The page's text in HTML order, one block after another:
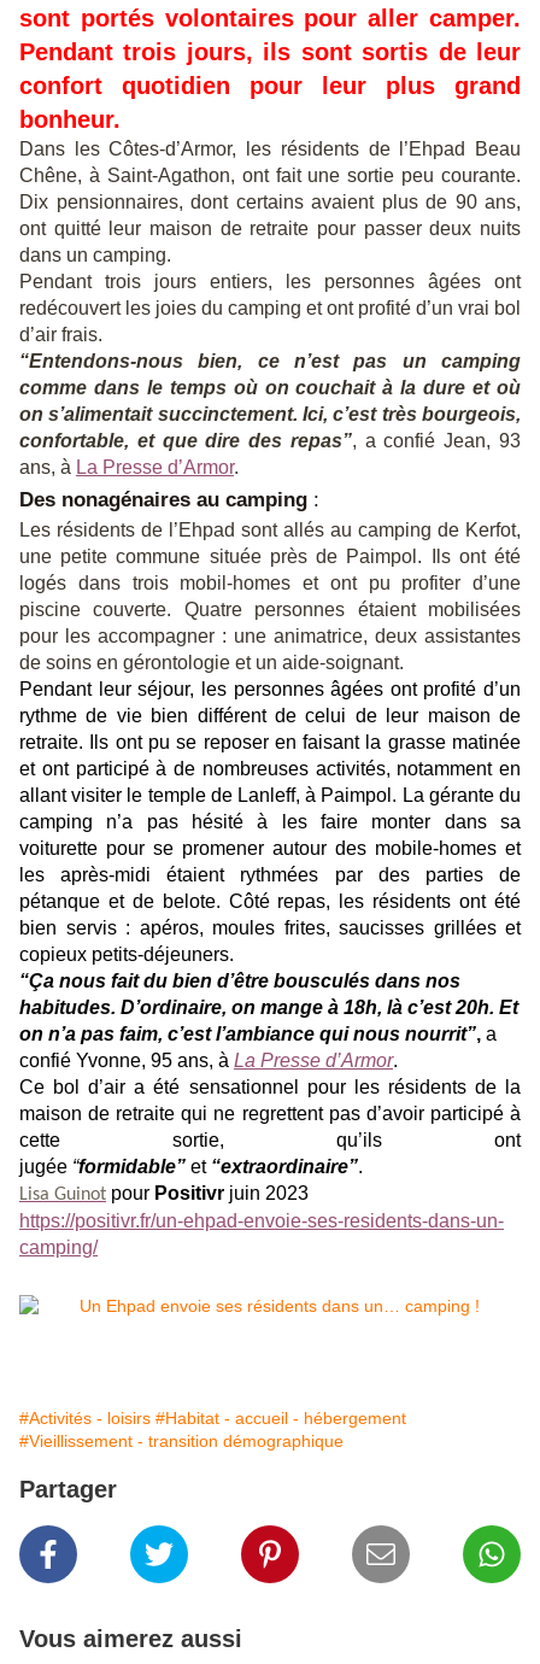
sont portés volontaires pour aller camper.
Pendant trois jours, ils sont sortis de leur
confort quotidien pour leur plus grand
bonheur.
Dans les Côtes-d’Armor, les résidents de l’Ehpad Beau
Chêne, à Saint-Agathon, ont fait une sortie peu courante.
Dix pensionnaires, dont certains avaient plus de 90 ans,
ont quitté leur maison de retraite pour passer deux nuits
dans un camping.
Pendant trois jours entiers, les personnes âgées ont
redécouvert les joies du camping et ont profité d’un vrai bol
d’air frais.
“Entendons-nous bien, ce n’est pas un camping
comme dans le temps où on couchait à la dure et où
on s’alimentait succinctement. Ici, c’est très bourgeois,
confortable, et que dire des repas”, a confié Jean, 93
ans, à La Presse d’Armor.
Des nonagénaires au camping :
Les résidents de l’Ehpad sont allés au camping de Kerfot,
une petite commune située près de Paimpol. Ils ont été
logés dans trois mobil-homes et ont pu profiter d’une
piscine couverte. Quatre personnes étaient mobilisées
pour les accompagner : une animatrice, deux assistantes
de soins en gérontologie et un aide-soignant.
Pendant leur séjour, les personnes âgées ont profité d’un
rythme de vie bien différent de celui de leur maison de
retraite. Ils ont pu se reposer en faisant la grasse matinée
et ont participé à de nombreuses activités, notamment en
allant visiter le temple de Lanleff, à Paimpol. La gérante du
camping n’a pas hésité à les faire monter dans sa
voiturette pour se promener autour des mobile-homes et
les après-midi étaient rythmées par des parties de
pétanque et de belote. Côté repas, les résidents ont été
bien servis : apéros, moules frites, saucisses grillées et
copieux petits-déjeuners.
“Ça nous fait du bien d’être bousculés dans nos
habitudes. D’ordinaire, on mange à 18h, là c’est 20h. Et
on n’a pas faim, c’est l’ambiance qui nous nourrit”, a
confié Yvonne, 95 ans, à La Presse d’Armor.
Ce bol d’air a été sensationnel pour les résidents de la
maison de retraite qui ne regrettent pas d’avoir participé à
cette sortie, qu’ils ont
jugée “formidable” et “extraordinaire”.
Lisa Guinot pour Positivr juin 2023
https://positivr.fr/un-ehpad-envoie-ses-residents-dans-un-
camping/
#Activités - loisirs #Habitat - accueil - hébergement
#Vieillissement - transition démographique
Partager
Vous aimerez aussi